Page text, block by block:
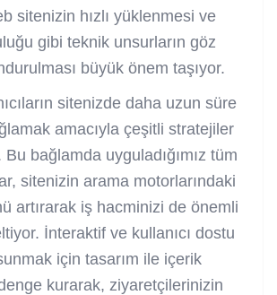
sitenizin hızlı yüklenmesi ve
gibi teknik unsurların göz
büyük önem taşıyor.
sitenizde daha uzun süre
amacıyla çeşitli stratejiler
bağlamda uyguladığımız tüm
sitenizin arama motorlarındaki
artırarak iş hacminizi de önemli
İnteraktif ve kullanıcı dostu
için tasarım ile içerik
kurarak, ziyaretçilerinizin